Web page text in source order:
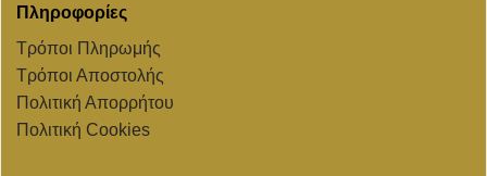
Πληροφορίες
Τρόποι Πληρωμής
Τρόποι Αποστολής
Πολιτική Απορρήτου
Πολιτική Cookies